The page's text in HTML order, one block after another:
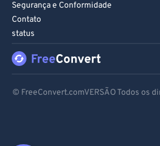
Segurança e Conformidade
Contato
status
© FreeConvert.comVERSÃO Todos os